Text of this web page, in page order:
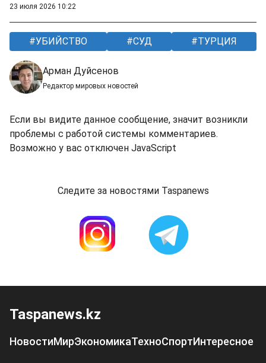
23 июля 2026 10:22
УБИЙСТВО СУД ТУРЦИЯ
Арман Дуйсенов
Редактор мировых новостей
Если вы видите данное сообщение, значит возникли
проблемы с работой системы комментариев.
Возможно у вас отключен JavaScript
Следите за новостями Taspanews
Taspanews.kz
НовостиМирЭкономикаТехноСпортИнтересное